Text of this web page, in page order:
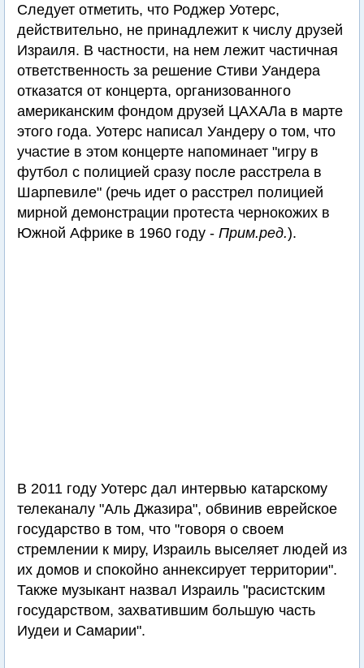
Следует отметить, что Роджер Уотерс,
действительно, не принадлежит к числу друзей
Израиля. В частности, на нем лежит частичная
ответственность за решение Стиви Уандера
отказатся от концерта, организованного
американским фондом друзей ЦАХАЛа в марте
этого года. Уотерс написал Уандеру о том, что
участие в этом концерте напоминает "игру в
футбол с полицией сразу после расстрела в
Шарпевиле" (речь идет о расстрел полицией
мирной демонстрации протеста чернокожих в
Южной Африке в 1960 году - Прим.ред.).
В 2011 году Уотерс дал интервью катарскому
телеканалу "Аль Джазира", обвинив еврейское
государство в том, что "говоря о своем
стремлении к миру, Израиль выселяет людей из
их домов и спокойно аннексирует территории".
Также музыкант назвал Израиль "расистским
государством, захватившим большую часть
Иудеи и Самарии".